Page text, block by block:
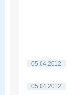
05.04.2012
05.04.2012